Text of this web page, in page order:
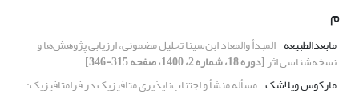
م
مابعدالطبیعه المبدأ والمعاد ابن‌سینا تحلیل مضمونی، ارزیابی پژوهش‌ها و
نسخه‌شناسی اثر[دوره 18، شماره 2، 1400، صفحه 315-346]
مارکوس ویلاشک مسأله منشأ و اجتناب‌ناپذیری متافیزیک در فرامتافیزیک: